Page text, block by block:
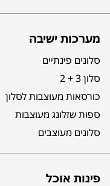
מערכות ישיבה
סלונים פינתיים
סלון 3 + 2
כורסאות מעוצבות לסלון
ספות שזלונג מעוצבות
סלונים מעוצבים
פינות אוכל